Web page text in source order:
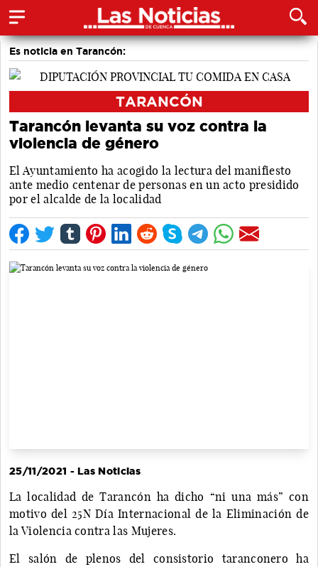
Es noticia en Tarancón:
TARANCÓN
Tarancón levanta su voz contra la
violencia de género
El Ayuntamiento ha acogido la lectura del manifiesto
ante medio centenar de personas en un acto presidido
por el alcalde de la localidad
25/11/2021 - Las Noticias
La localidad de Tarancón ha dicho “ni una más” con
motivo del 25N Día Internacional de la Eliminación de
la Violencia contra las Mujeres.
El salón de plenos del consistorio taranconero ha